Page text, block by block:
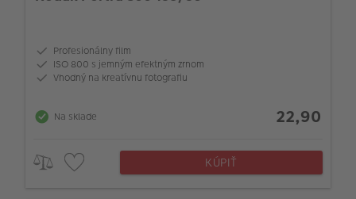
Profesionálny film
ISO 800 s jemným efektným zrnom
Vhodný na kreatívnu fotografiu
Na sklade 22,90
KÚPIŤ